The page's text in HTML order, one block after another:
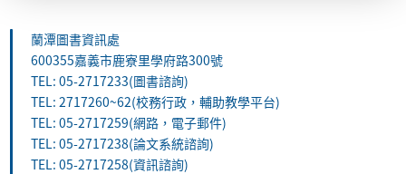
蘭潭圖書資訊處
600355嘉義市鹿寮里學府路300號
TEL: 05-2717233(圖書諮詢)
TEL: 2717260~62(校務行政，輔助教學平台)
TEL: 05-2717259(網路，電子郵件)
TEL: 05-2717238(論文系統諮詢)
TEL: 05-2717258(資訊諮詢)